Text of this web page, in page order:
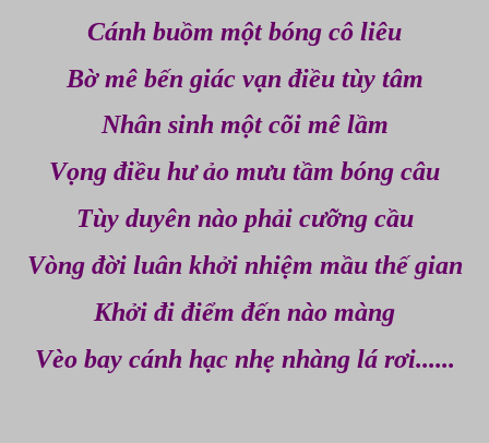
Cánh buồm một bóng cô liêu
Bờ mê bến giác vạn điều tùy tâm
Nhân sinh một cõi mê lầm
Vọng điều hư ảo mưu tầm bóng câu
Tùy duyên nào phải cưỡng cầu
Vòng đời luân khởi nhiệm mầu thế gian
Khởi đi điểm đến nào màng
Vèo bay cánh hạc nhẹ nhàng lá rơi......